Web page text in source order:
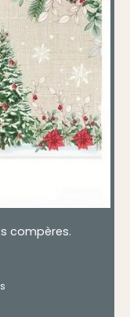
compères.